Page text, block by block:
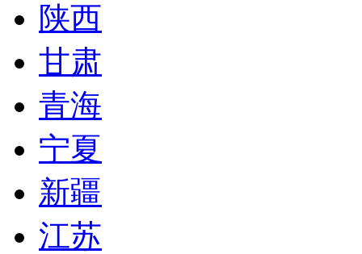
陕西
甘肃
青海
宁夏
新疆
江苏